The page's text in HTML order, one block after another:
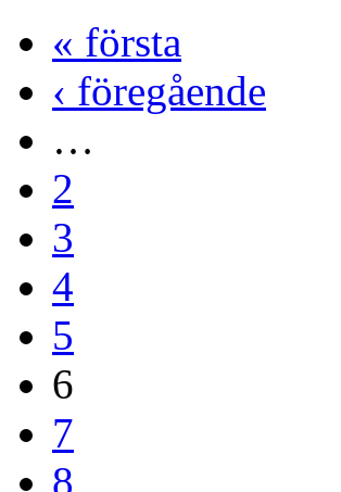
« första
‹ föregående
…
2
3
4
5
6
7
8